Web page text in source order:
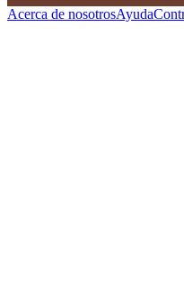
Acerca de nosotrosAyuda